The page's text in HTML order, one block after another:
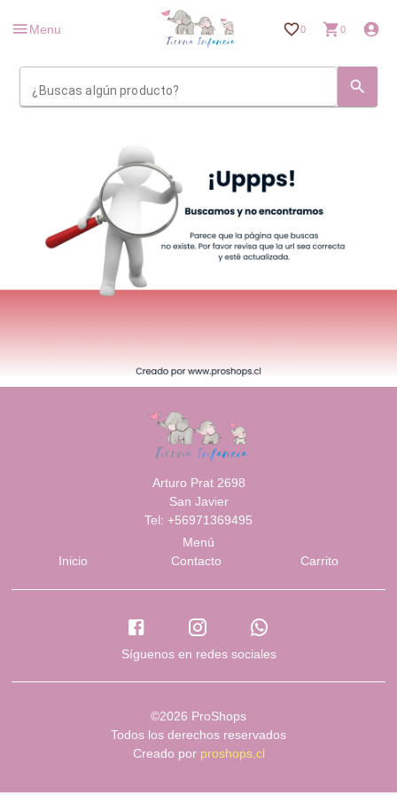
Menu 0 0
¿Buscas algún producto?
Arturo Prat 2698
San Javier
Tel: +56971369495
Menú
Inicio
Contacto Carrito
Síguenos en redes sociales
©2026 ProShops
Todos los derechos reservados
Creado por proshops.cl